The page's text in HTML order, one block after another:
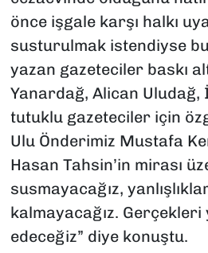
önce işgale karşı halkı
susturulmak istendiyse
yazan gazeteciler baskı
Yanardağ, Alican Uludağ,
tutuklu gazeteciler için
Ulu Önderimiz Mustafa
Hasan Tahsin’in mirası
susmayacağız,
kalmayacağız. Gerçekleri
edeceğiz” diye konuştu.